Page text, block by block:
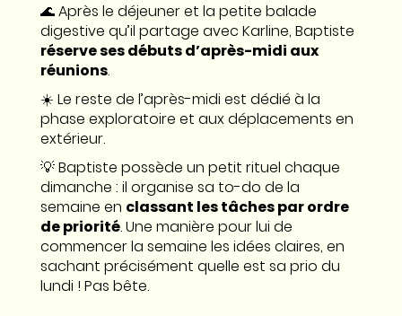
🌊 Après le déjeuner et la petite balade
digestive qu’il partage avec Karline, Baptiste
réserve ses débuts d’après-midi aux
réunions.
☀️ Le reste de l’après-midi est dédié à la
phase exploratoire et aux déplacements en
extérieur.
💡Baptiste possède un petit rituel chaque
dimanche : il organise sa to-do de la
semaine en classant les tâches par ordre
de priorité. Une manière pour lui de
commencer la semaine les idées claires, en
sachant précisément quelle est sa prio du
lundi ! Pas bête.